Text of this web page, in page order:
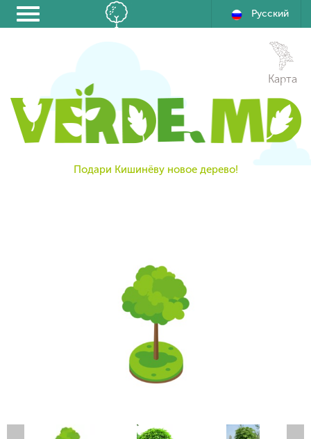
Русский
Подари Кишинёву новое дерево!
Карта